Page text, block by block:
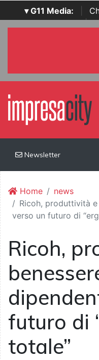
▾ G11 Media:
SecurityOpenLab |
Newsletter
Home
news
Ricoh, produttività
verso un futuro di
Ricoh,
futuro di
totale”